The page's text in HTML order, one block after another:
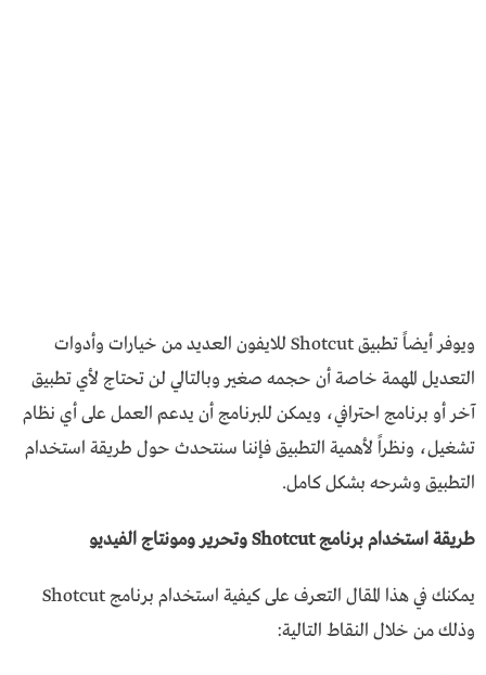
ويوفر أيضاً تطبيق Shotcut للايفون العديد من خيارات وأدوات
التعديل المهمة خاصة أن حجمه صغير وبالتالي لن تحتاج لأي تطبيق
آخر أو برنامج احترافي، ويمكن للبرنامج أن يدعم العمل على أي نظام
تشغيل، ونظراً لأهمية التطبيق فإننا سنتحدث حول طريقة استخدام
التطبيق وشرحه بشكل كامل.
طريقة استخدام برنامج Shotcut وتحرير ومونتاج الفيديو
يمكنك في هذا المقال التعرف على كيفية استخدام برنامج Shotcut
وذلك من خلال النقاط التالية: